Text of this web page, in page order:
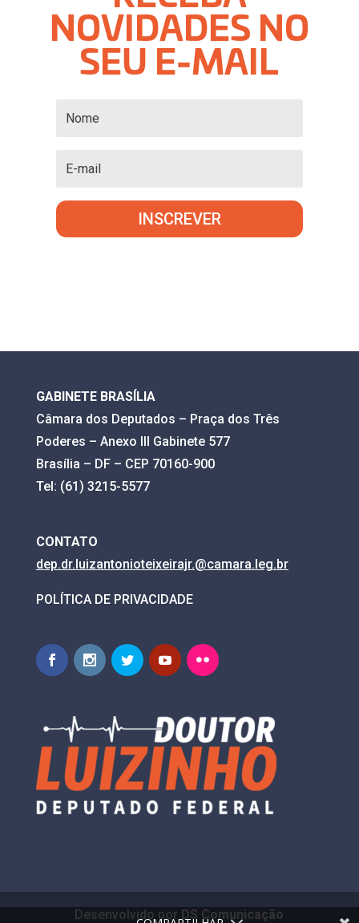
NOVIDADES NO
SEU E-MAIL
INSCREVER
GABINETE BRASÍLIA
Câmara dos Deputados – Praça dos Três
Poderes – Anexo III Gabinete 577
Brasília – DF – CEP 70160-900
Tel: (61) 3215-5577
CONTATO
dep.dr.luizantonioteixeirajr.@camara.leg.br
POLÍTICA DE PRIVACIDADE
Desenvolvido por DS Comunicação